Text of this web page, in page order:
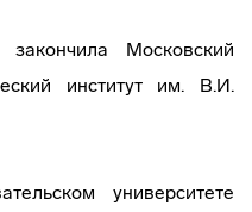
Московский
институт им. В.И.
университете